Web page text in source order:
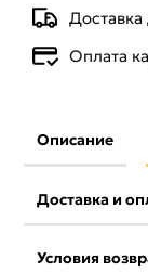
Оплата
Описание
Доставка и
Условия